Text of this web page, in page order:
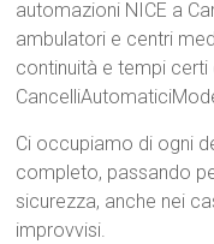
automazioni NICE a
ambulatori e centri
continuità e tempi
Ci occupiamo di ogni
completo, passando
sicurezza, anche nei
improvvisi.